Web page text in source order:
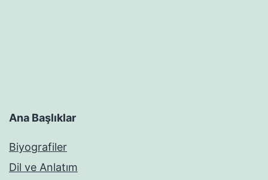
Ana Başlıklar
Biyografiler
Dil ve Anlatım